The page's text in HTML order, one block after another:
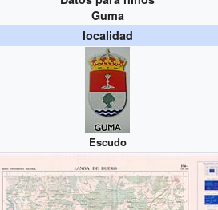
Guma
localidad
Escudo